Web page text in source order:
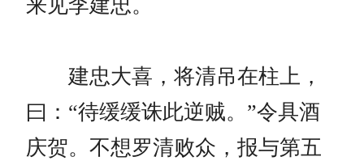
来见李建忠。
建忠大喜，将清吊在柱上，
曰：“待缓缓诛此逆贼。”令具酒
庆贺。不想罗清败众，报与第五